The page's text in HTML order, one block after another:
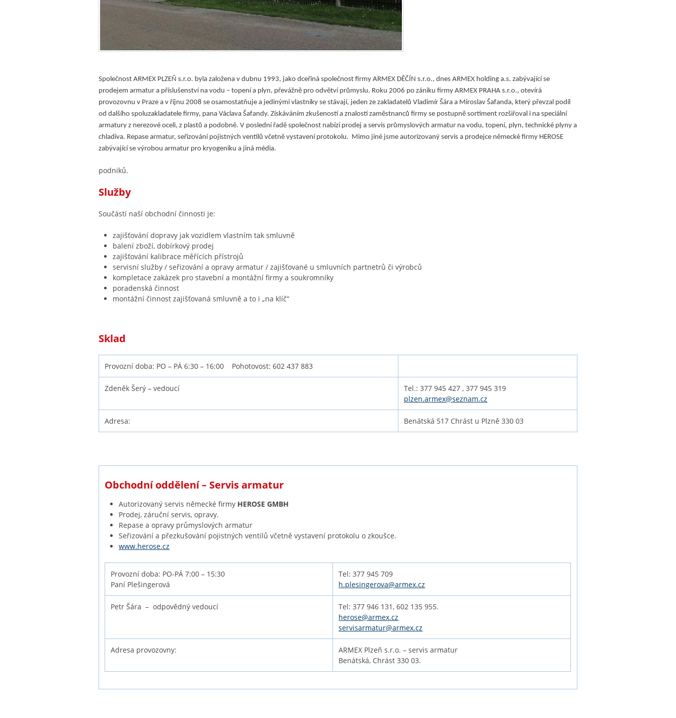
Společnost ARMEX PLZEŇ s.r.o. byla založena v dubnu 1993, jako dceřiná společnost firmy ARMEX DĚČÍN s.r.o., dnes ARMEX holding a.s. zabývající se
prodejem armatur a příslušenství na vodu – topení a plyn, převážně pro odvětví průmyslu. Roku 2006 po zániku firmy ARMEX PRAHA s.r.o., otevírá
provozovnu v Praze a v říjnu 2008 se osamostatňuje a jedinými vlastníky se stávají, jeden ze zakladatelů Vladimír Šára a Miroslav Šafanda, který převzal podíl
od dalšího spoluzakladatele firmy, pana Václava Šafandy. Získáváním zkušeností a znalostí zaměstnanců firmy se postupně sortiment rozšiřoval i na speciální
armatury z nerezové oceli, z plastů a podobně. V poslední řadě společnost nabízí prodej a servis průmyslových armatur na vodu, topení, plyn, technické plyny a
chladiva. Repase armatur, seřizování pojistných ventilů včetně vystavení protokolu. Mimo jiné jsme autorizovaný servis a prodejce německé firmy HEROSE
zabývající se výrobou armatur pro kryogeniku a jiná média.
podniků.
Služby
Součástí naší obchodní činnosti je:
zajišťování dopravy jak vozidlem vlastním tak smluvně
balení zboží, dobírkový prodej
zajišťování kalibrace měřících přístrojů
servisní služby / seřizování a opravy armatur / zajišťované u smluvních partnetrů či výrobců
kompletace zakázek pro stavební a montážní firmy a soukromníky
poradenská činnost
montážní činnost zajišťovaná smluvně a to i „na klíč“
Sklad
Provozní doba: PO – PÁ 6:30 – 16:00 Pohotovost: 602 437 883
Zdeněk Šerý – vedoucí
Tel.: 377 945 427 , 377 945 319
plzen.armex@seznam.cz
Adresa: Benátská 517 Chrást u Plzně 330 03
Obchodní oddělení – Servis armatur
Autorizovaný servis německé firmy HEROSE GMBH
Prodej, záruční servis, opravy.
Repase a opravy průmyslových armatur
Seřizování a přezkušování pojistných ventilů včetně vystavení protokolu o zkoušce.
www.herose.cz
Provozní doba: PO-PÁ 7:00 – 15:30
Paní Plešingerová
Tel: 377 945 709
h.plesingerova@armex.cz
Petr Šára – odpovědný vedoucí
Tel: 377 946 131, 602 135 955.
herose@armex.cz
servisarmatur@armex.cz
Adresa provozovny:
ARMEX Plzeň s.r.o. – servis armatur
Benátská, Chrást 330 03.